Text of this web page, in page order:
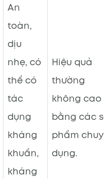
An
toàn,
dịu
nhẹ, có
thể có
tác
dụng
kháng
khuẩn,
kháng
Hiệu quả
thường
không cao
bằng các
phẩm
dụng.